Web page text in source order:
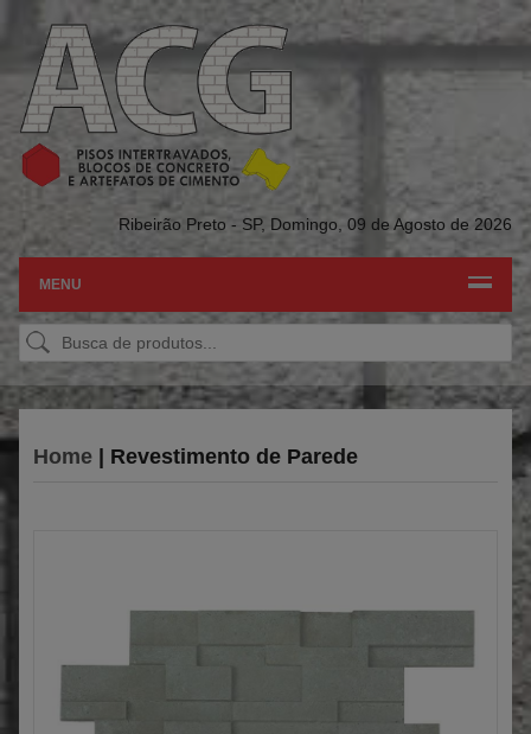
Ribeirão Preto - SP, Domingo, 09 de Agosto de 2026
MENU
Home | Revestimento de Parede